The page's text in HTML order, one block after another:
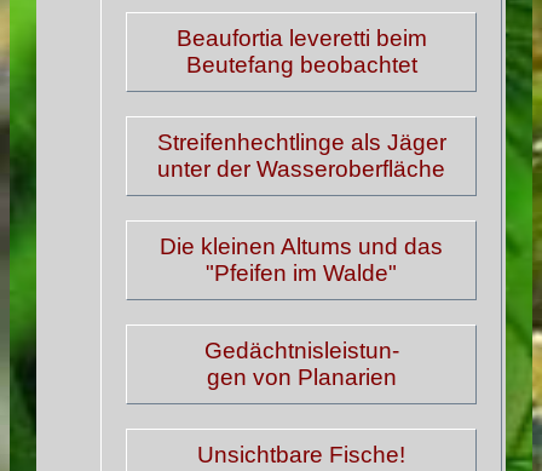
Beaufortia leveretti beim
Beutefang beobachtet
Streifenhechtlinge als Jäger
unter der Wasseroberfläche
Die kleinen Altums und das
"Pfeifen im Walde"
Gedächtnisleistun-
gen von Planarien
Unsichtbare Fische!